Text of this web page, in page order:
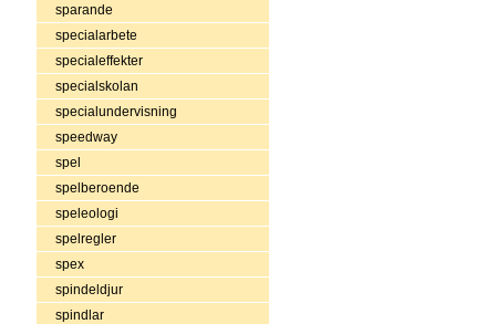
sparande
specialarbete
specialeffekter
specialskolan
specialundervisning
speedway
spel
spelberoende
speleologi
spelregler
spex
spindeldjur
spindlar